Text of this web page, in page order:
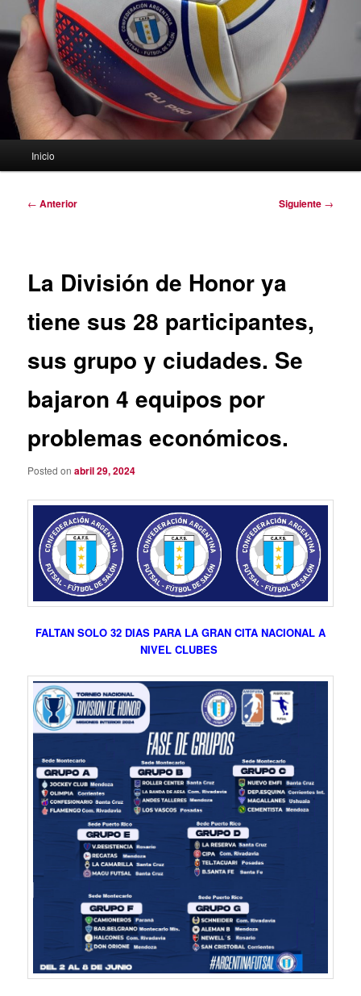
Inicio
Navegación
← Anterior Siguiente →
La División de Honor ya
tiene sus 28 participantes,
sus grupo y ciudades. Se
bajaron 4 equipos por
problemas económicos.
Posted onabril 29, 2024
FALTAN SOLO 32 DIAS PARA LA GRAN CITA NACIONAL A
NIVEL CLUBES